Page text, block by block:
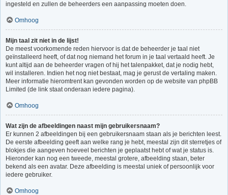
ingesteld en zullen de beheerders een aanpassing moeten doen.
Omhoog
Mijn taal zit niet in de lijst!
De meest voorkomende reden hiervoor is dat de beheerder je taal niet
geïnstalleerd heeft, of dat nog niemand het forum in je taal vertaald heeft. Je
kunt altijd aan de beheerder vragen of hij het talenpakket, dat je nodig hebt,
wil installeren. Indien het nog niet bestaat, mag je gerust de vertaling maken.
Meer informatie hieromtrent kan gevonden worden op de website van phpBB
Limited (de link staat onderaan iedere pagina).
Omhoog
Wat zijn de afbeeldingen naast mijn gebruikersnaam?
Er kunnen 2 afbeeldingen bij een gebruikersnaam staan als je berichten leest.
De eerste afbeelding geeft aan welke rang je hebt, meestal zijn dit sterretjes of
blokjes die aangeven hoeveel berichten je geplaatst hebt of wat je status is.
Hieronder kan nog een tweede, meestal grotere, afbeelding staan, beter
bekend als een avatar. Deze afbeelding is meestal uniek of persoonlijk voor
iedere gebruiker.
Omhoog